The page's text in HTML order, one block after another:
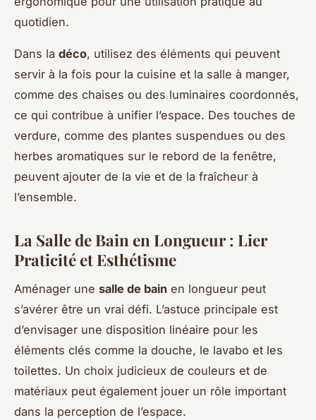
quotidien.
Dans la déco, utilisez des éléments qui peuvent
servir à la fois pour la cuisine et la salle à manger,
comme des chaises ou des luminaires coordonnés,
ce qui contribue à unifier l’espace. Des touches de
verdure, comme des plantes suspendues ou des
herbes aromatiques sur le rebord de la fenêtre,
peuvent ajouter de la vie et de la fraîcheur à
l’ensemble.
La Salle de Bain en Longueur : Lier
Praticité et Esthétisme
Aménager une salle de bain en longueur peut
s’avérer être un vrai défi. L’astuce principale est
d’envisager une disposition linéaire pour les
éléments clés comme la douche, le lavabo et les
toilettes. Un choix judicieux de couleurs et de
matériaux peut également jouer un rôle important
dans la perception de l’espace.